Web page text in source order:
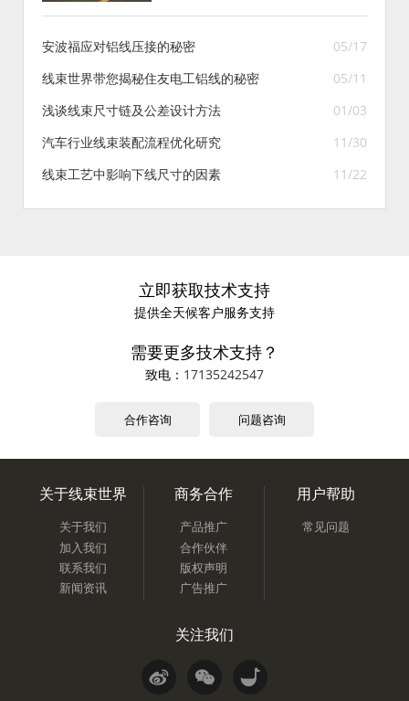
05/17
安波福应对铝线压接的秘密
05/11
线束世界带您揭秘住友电工铝线的秘密
01/03
浅谈线束尺寸链及公差设计方法
11/30
汽车行业线束装配流程优化研究
11/22
线束工艺中影响下线尺寸的因素
立即获取技术支持
提供全天候客户服务支持
需要更多技术支持？
致电： 17135242547
合作咨询 问题咨询
关于线束世界
关于我们
加入我们
联系我们
新闻资讯
商务合作
产品推广
合作伙伴
版权声明
广告推广
用户帮助
常见问题
关注我们